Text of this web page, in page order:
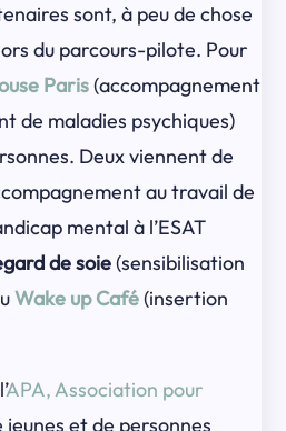
sont, à peu de chose
du parcours-pilote. Pour
Paris(accompagnement
de maladies psychiques)
Deux viennent de
au travail de
mental à l’ESAT
de soie(sensibilisation
Wake up Café(insertion
APA, Association pour
et de personnes